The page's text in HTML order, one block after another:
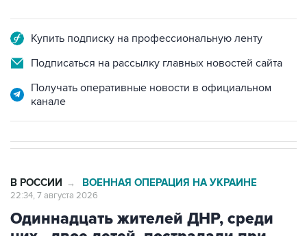
Подписаться на рассылку главных новостей сайта
Получать оперативные новости в официальном
Одиннадцать жителей ДНР, среди
них - двое детей, пострадали при
ударах БПЛА